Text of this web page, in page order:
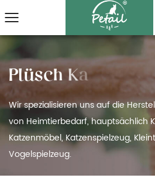
Wir spezialisieren uns auf die
von Heimtierbedarf, hauptsächlich
Katzenmöbel, Katzenspielzeug,
Vogelspielzeug.